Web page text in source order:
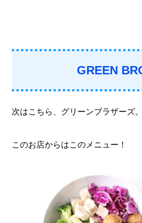
GREEN
次はこちら、グリーンブラザーズ。
このお店からはこのメニュー！